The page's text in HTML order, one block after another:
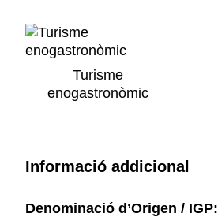
Turisme
enogastronòmic
Informació addicional
Denominació d’Origen / IGP: